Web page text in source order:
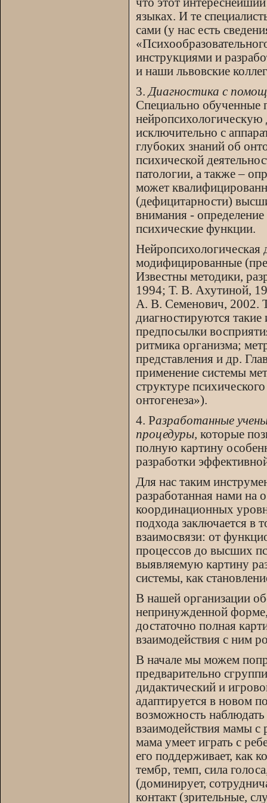
языках. И те
сами (у нас есть
инструкциями и
и наши львовские
3. Диагностика с
Специально обученные
нейропсихологическую
исключительно с
глубоких знаний об
психической
патологии, а также –
может
(дефицитарности)
внимания -
психические функции.
Нейропсихологическая
модифицированные
Известны методики,
1994; Т. В. Ахутиной,
А. В. Семенович, 2002.
диагностируются
предпосылки
ритмика организма;
представления и др.
применение системы
структуре
онтогенеза»).
4. Разработанные
процедуры, которые
полную картину
разработки
Для нас таким
разработанная нами на
координационных
подхода заключается в
взаимосвязи: от
процессов до высших
выявляемую картину
системы, как
В нашей организации
непринужденной форме,
достаточно полная
взаимодействия с ним
В начале мы можем
предварительно
дидактический и
адаптируется в новом
возможность
взаимодействия мамы с
мама умеет играть с
его поддерживает, как
тембр, темп, сила
(доминирует,
контакт (зрительные,